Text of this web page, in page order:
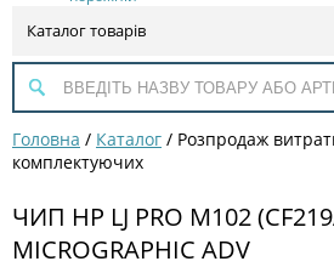
Каталог товарів
Головна / Каталог / Розпродаж
комплектуючих
ЧИП HP LJ PRO M102
MICROGRAPHIC ADV